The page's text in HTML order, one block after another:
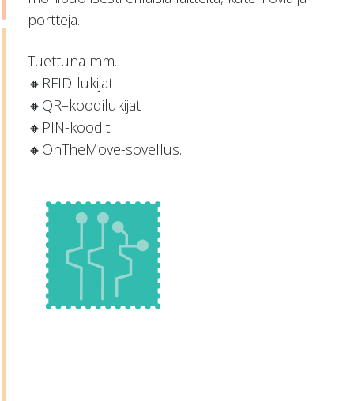
portteja.
Tuettuna mm.
🔸RFID-lukijat
🔸QR–koodilukijat
🔸PIN-koodit
🔸OnTheMove-sovellus.